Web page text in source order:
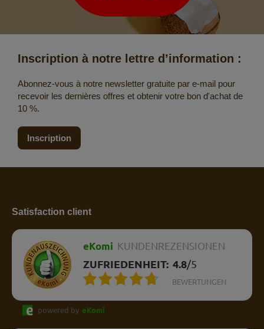
Inscription à notre lettre d’information :
Abonnez-vous à notre newsletter gratuite par e-mail pour
recevoir les dernières offres et obtenir votre bon d'achat de
10 %.
Inscription
Satisfaction client
eKomi KUNDENREZENSIONEN
ZUFRIEDENHEIT: 4.8/5
BEWERTUNGEN
powered by eKomi